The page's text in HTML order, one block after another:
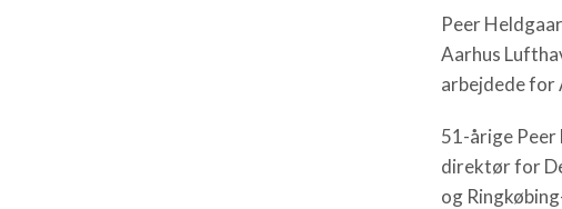
Peer
Aarhus
arbejdede for
51-årige
direktør for
og